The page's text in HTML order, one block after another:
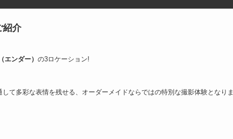
紹介
ンダー） の3ロケーション!
て多彩な表情を残せる、オーダーメイドならではの特別な撮影体験となりま